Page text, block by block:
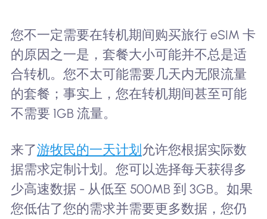
您不一定需要在转机期间购买旅行 eSIM 卡
的原因之一是，套餐大小可能并不总是适
合转机。您不太可能需要几天内无限流量
的套餐；事实上，您在转机期间甚至可能
不需要 1GB 流量。
来了游牧民的一天计划 允许您根据实际数
据需求定制计划。您可以选择每天获得多
少高速数据 - 从低至 500MB 到 3GB。如果
您低估了您的需求并需要更多数据，您仍